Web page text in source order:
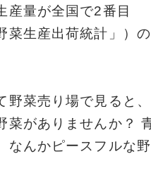
産量が全国で2番目
菜生産出荷統計」）の
野菜売り場で見ると、
菜がありませんか？
なんかピースフルな野